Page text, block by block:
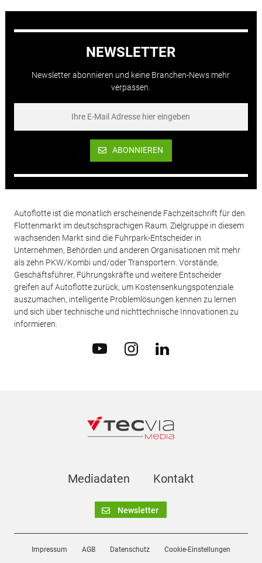
NEWSLETTER
Newsletter abonnieren und keine Branchen-News mehr
verpassen.
ABONNIEREN
Autoflotte ist die monatlich erscheinende Fachzeitschrift für den
Flottenmarkt im deutschsprachigen Raum. Zielgruppe in diesem
wachsenden Markt sind die Fuhrpark-Entscheider in
Unternehmen, Behörden und anderen Organisationen mit mehr
als zehn PKW/Kombi und/oder Transportern. Vorstände,
Geschäftsführer, Führungskräfte und weitere Entscheider
greifen auf Autoflotte zurück, um Kostensenkungspotenziale
auszumachen, intelligente Problemlösungen kennen zu lernen
und sich über technische und nichttechnische Innovationen zu
informieren.
Mediadaten Kontakt
Newsletter
Impressum AGB Datenschutz Cookie-Einstellungen